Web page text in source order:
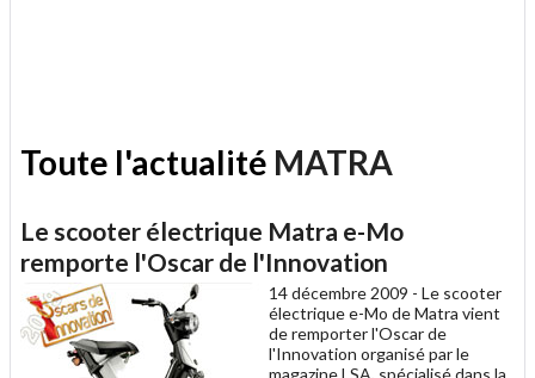
Toute l'actualité MATRA
Le scooter électrique Matra e-Mo
remporte l'Oscar de l'Innovation
14 décembre 2009 - Le scooter
électrique e-Mo de Matra vient
de remporter l'Oscar de
l'Innovation organisé par le
magazine LSA, spécialisé dans la